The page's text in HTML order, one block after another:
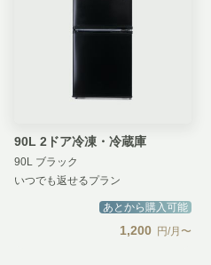
90L 2ドア冷凍・冷蔵庫
90L ブラック
いつでも返せるプラン
あとから購入可能
1,200 円/月〜